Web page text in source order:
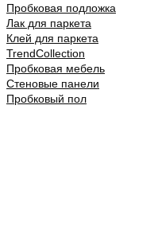
Пробковая подложка
Лак для паркета
Клей для паркета
TrendCollection
Пробковая мебель
Стеновые панели
Пробковый пол